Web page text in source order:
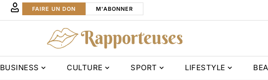
FAIRE UN DON M'ABONNER
BUSINESS CULTURE SPORT LIFESTYLE